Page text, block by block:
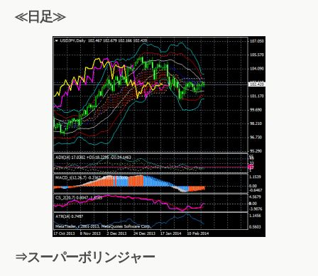
≪日足≫
⇒スーパーボリンジャー